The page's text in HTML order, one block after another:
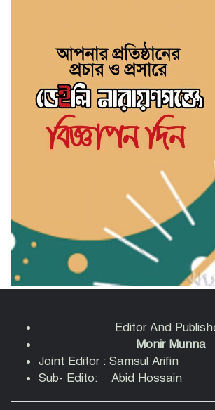
মাদক ও ছিনতাই এর
প্রস্তুতিমূলক আলোচনা
সাহিত্য জোট
সাহিত্য আলোচনায়
‘স্বপ্ন, সেবা ও সমৃদ্ধি’
সহযাত্রী মানবকল্যাণ
রাজনৈতিক ব্যানার
সন্ত্রাসবাদসহ মাদক
আহমেদুর রহমান তনুর
তোলারাম কলেজে
সভাপতি
Editor And
Monir Munna
Joint Editor : Samsul Arifin
Sub- Edito: Abid Hossain